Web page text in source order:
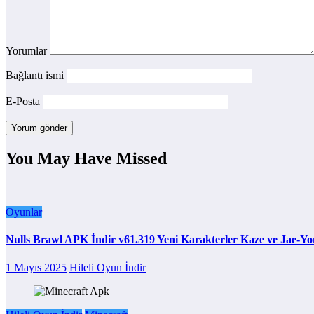
Yorumlar
Bağlantı ismi
E-Posta
You May Have Missed
Oyunlar
Nulls Brawl APK İndir v61.319 Yeni Karakterler Kaze ve Jae-
1 Mayıs 2025 Hileli Oyun İndir